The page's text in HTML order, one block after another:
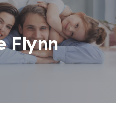
Flynn